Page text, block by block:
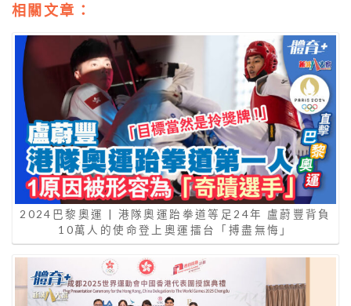
相關文章：
2024巴黎奧運 | 港隊奧運跆拳道等足24年 盧蔚豐背負
10萬人的使命登上奧運擂台「搏盡無悔」